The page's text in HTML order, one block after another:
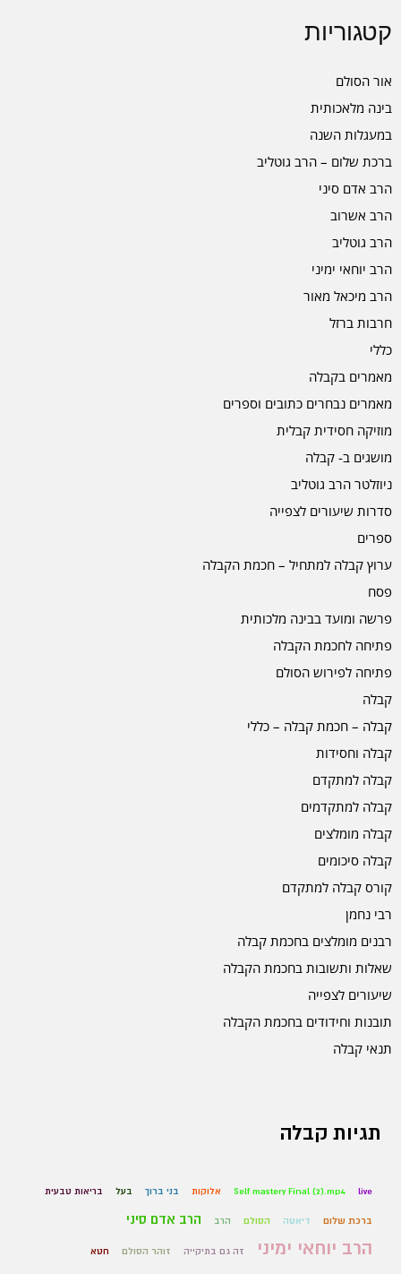
קטגוריות
אור הסולם
בינה מלאכותית
במעגלות השנה
ברכת שלום – הרב גוטליב
הרב אדם סיני
הרב אשרוב
הרב גוטליב
הרב יוחאי ימיני
הרב מיכאל מאור
חרבות ברזל
כללי
מאמרים בקבלה
מאמרים נבחרים כתובים וספרים
מוזיקה חסידית קבלית
מושגים ב- קבלה
ניוזלטר הרב גוטליב
סדרות שיעורים לצפייה
ספרים
ערוץ קבלה למתחיל – חכמת הקבלה
פסח
פרשה ומועד בבינה מלכותית
פתיחה לחכמת הקבלה
פתיחה לפירוש הסולם
קבלה
קבלה – חכמת קבלה – כללי
קבלה וחסידות
קבלה למתקדם
קבלה למתקדמים
קבלה מומלצים
קבלה סיכומים
קורס קבלה למתקדם
רבי נחמן
רבנים מומלצים בחכמת קבלה
שאלות ותשובות בחכמת הקבלה
שיעורים לצפייה
תובנות וחידודים בחכמת הקבלה
תנאי קבלה
תגיות קבלה
live
Self mastery Final (2).mp4 אלוקות בני ברוך בעל בריאות טבעית
ברכת שלום דיאטה הסולם הרב הרב אדם סיני
הרב יוחאי ימיני זה גם בתיקייה זוהר הסולם חטא